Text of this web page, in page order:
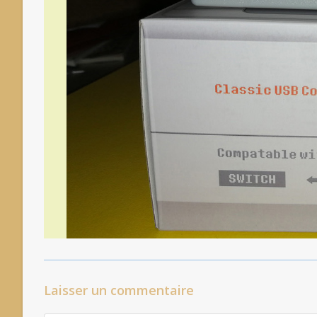
Laisser un commentaire